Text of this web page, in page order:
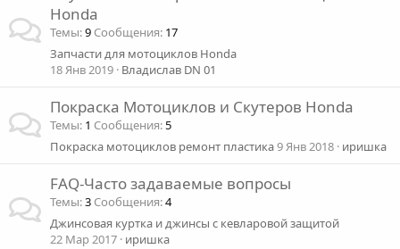
Honda
Темы 9 Сообщения 17
Запчасти для мотоциклов Honda
18 Янв 2019 Владислав DN 01
Покраска Мотоциклов и Скутеров Honda
Темы 1 Сообщения 5
Покраска мотоциклов ремонт пластика9 Янв 2018 иришка
FAQ-Часто задаваемые вопросы
Темы 3 Сообщения 4
Джинсовая куртка и джинсы с кевларовой защитой
22 Мар 2017 иришка